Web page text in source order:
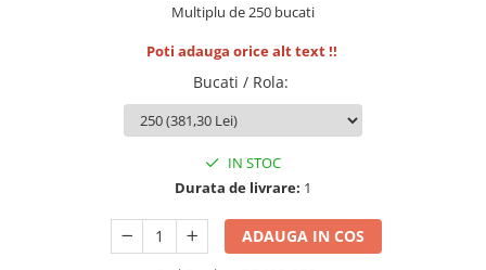
Multiplu de 250 bucati
Poti adauga orice alt text !!
Bucati / Rola:
IN STOC
Durata de livrare: 1
ADAUGA IN COS